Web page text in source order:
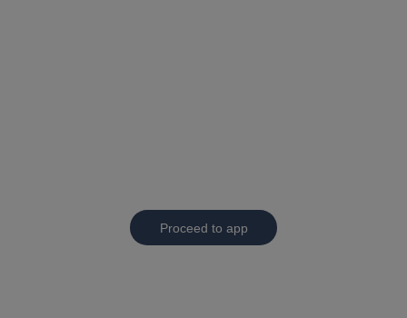
Proceed to app